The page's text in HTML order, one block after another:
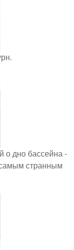
о дно бассейна -
самым странным